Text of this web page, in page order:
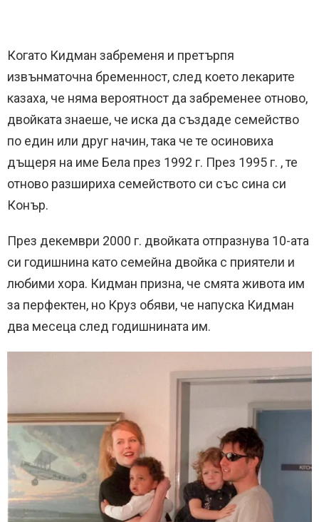
Когато Кидман забременя и претърпя
извънматочна бременност, след което лекарите
казаха, че няма вероятност да забременее отново,
двойката знаеше, че иска да създаде семейство
по един или друг начин, така че те осиновиха
дъщеря на име Бела през 1992 г. През 1995 г. , те
отново разшириха семейството си със сина си
Конър.
През декември 2000 г. двойката отпразнува 10-ата
си годишнина като семейна двойка с приятели и
любими хора. Кидман призна, че смята живота им
за перфектен, но Круз обяви, че напуска Кидман
два месеца след годишнината им.